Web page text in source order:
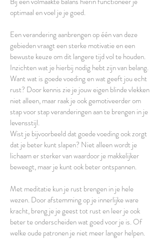
optimaal en voel je je goed.
Een verandering aanbrengen op één van deze
gebieden vraagt een sterke motivatie en een
bewuste keuze om dit langere tijd vol te houden.
Inzichten wat je hierbij nodig hebt zijn van belang.
Want wat is goede voeding en wat geeft jou echt
rust? Door kennis zie je jouw eigen blinde vlekken
niet alleen, maar raak je ook gemotiveerder om
stap voor stap veranderingen aan te brengen in je
levensstijl.
Wist je bijvoorbeeld dat goede voeding ook zorgt
dat je beter kunt slapen? Niet alleen wordt je
lichaam er sterker van waardoor je makkelijker
beweegt, maar je kunt ook beter ontspannen.
Met meditatie kun je rust brengen in je hele
wezen. Door afstemming op je innerlijke ware
kracht, breng je je geest tot rust en leer je ook
beter te onderscheiden wat goed voor je is. Of
welke oude patronen je niet meer langer helpen.